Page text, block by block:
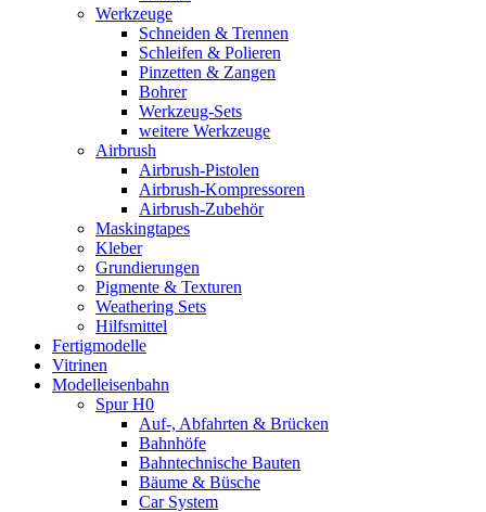
Werkzeuge
Schneiden & Trennen
Schleifen & Polieren
Pinzetten & Zangen
Bohrer
Werkzeug-Sets
weitere Werkzeuge
Airbrush
Airbrush-Pistolen
Airbrush-Kompressoren
Airbrush-Zubehör
Maskingtapes
Kleber
Grundierungen
Pigmente & Texturen
Weathering Sets
Hilfsmittel
Fertigmodelle
Vitrinen
Modelleisenbahn
Spur H0
Auf-, Abfahrten & Brücken
Bahnhöfe
Bahntechnische Bauten
Bäume & Büsche
Car System